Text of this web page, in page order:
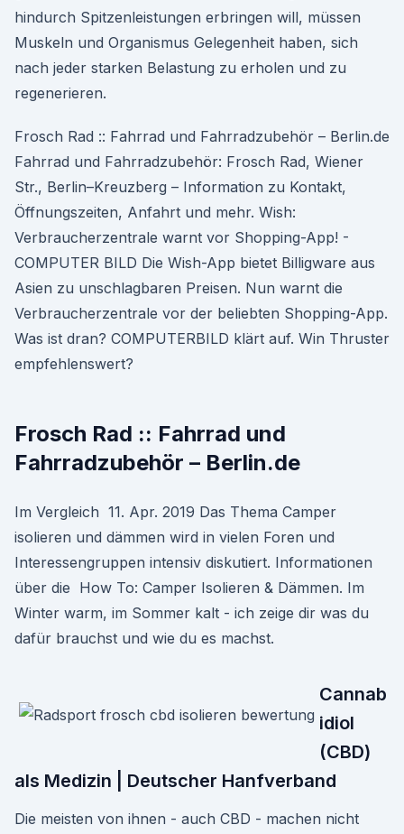
hindurch Spitzenleistungen erbringen will, müssen
Muskeln und Organismus Gelegenheit haben, sich
nach jeder starken Belastung zu erholen und zu
regenerieren.
Frosch Rad :: Fahrrad und Fahrradzubehör – Berlin.de
Fahrrad und Fahrradzubehör: Frosch Rad, Wiener
Str., Berlin–Kreuzberg – Information zu Kontakt,
Öffnungszeiten, Anfahrt und mehr. Wish:
Verbraucherzentrale warnt vor Shopping-App! -
COMPUTER BILD Die Wish-App bietet Billigware aus
Asien zu unschlagbaren Preisen. Nun warnt die
Verbraucherzentrale vor der beliebten Shopping-App.
Was ist dran? COMPUTERBILD klärt auf. Win Thruster
empfehlenswert?
Frosch Rad :: Fahrrad und
Fahrradzubehör – Berlin.de
Im Vergleich 11. Apr. 2019 Das Thema Camper
isolieren und dämmen wird in vielen Foren und
Interessengruppen intensiv diskutiert. Informationen
über die How To: Camper Isolieren & Dämmen. Im
Winter warm, im Sommer kalt - ich zeige dir was du
dafür brauchst und wie du es machst.
Cannab
idiol
(CBD)
als Medizin | Deutscher Hanfverband
Die meisten von ihnen - auch CBD - machen nicht